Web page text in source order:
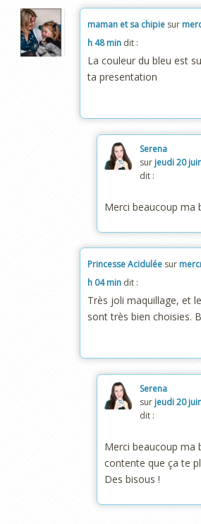
maman et sa chipie sur
h 48 min dit :
La couleur du bleu est
ta presentation
Serena
sur jeudi 20
dit :
Merci beaucoup ma
Princesse Acidulée sur
h 04 min dit :
Très joli maquillage, et
sont très bien choisies.
Serena
sur jeudi 20
dit :
Merci beaucoup ma
contente que ça te
Des bisous !